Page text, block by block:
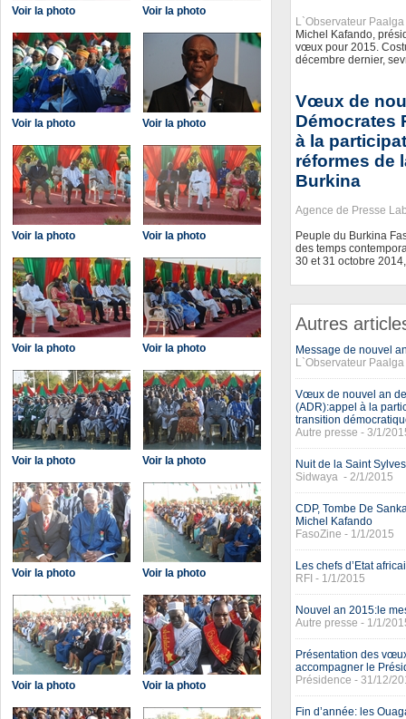
Voir la photo Voir la photo
Voir la photo Voir la photo
Voir la photo Voir la photo
Voir la photo Voir la photo
Voir la photo Voir la photo
Voir la photo Voir la photo
Voir la photo Voir la photo
L`Observateur
Michel Kafando,
vœux pour 2015.
décembre dernier,
Vœux de
Démocrates
à la
réformes de
Burkina
Agence de Presse
Peuple du Burkina
des temps
30 et 31 octobre
Autres
Message de nouvel
L`Observateur
Vœux de nouvel an
(ADR):appel à la
transition
Autre presse - 3/1/
Nuit de la Saint
Sidwaya - 2/1/2015
CDP, Tombe De
Michel Kafando
FasoZine - 1/1/2015
Les chefs d’Etat
RFI - 1/1/2015
Nouvel an 2015:le
Autre presse - 1/1/
Présentation des
accompagner le
Présidence - 31/12/
Fin d’année: les